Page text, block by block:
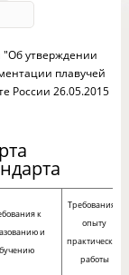
"Об утверждении
плавучей
России 26.05.2015
к
и
Требования к
опыту
практической
работы